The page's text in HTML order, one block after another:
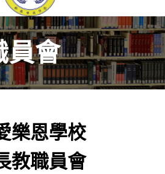
員會
樂恩學校
教職員會